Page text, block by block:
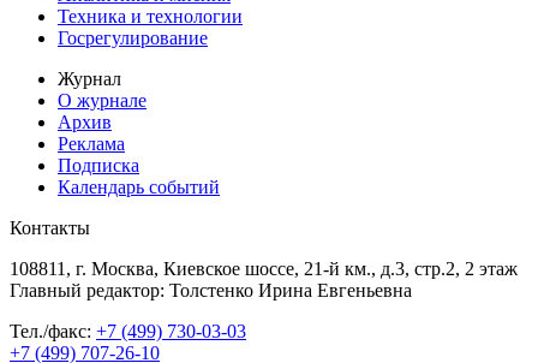
Техника и технологии
Госрегулирование
Журнал
О журнале
Архив
Реклама
Подписка
Календарь событий
Контакты
108811, г. Москва, Киевское шоссе, 21-й км., д.3, стр.2, 2 этаж
Главный редактор: Толстенко Ирина Евгеньевна
Тел./факс: +7 (499) 730-03-03
+7 (499) 707-26-10